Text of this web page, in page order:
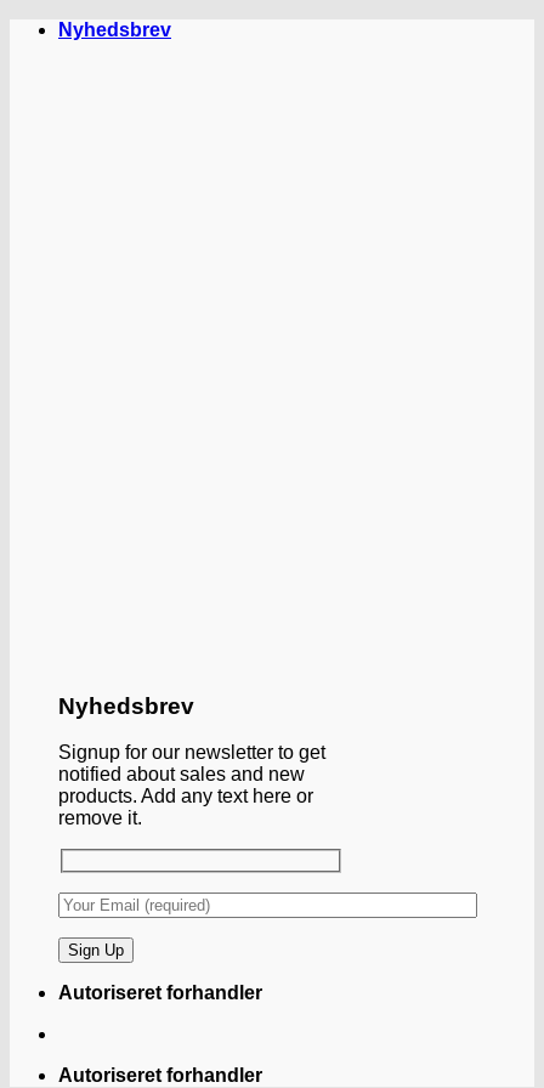
FortsætNyhedsbrev
Nyhedsbrev
Signup for our newsletter to get
notified about sales and new
products. Add any text here or
remove it.
Autoriseret forhandler
Autoriseret forhandler